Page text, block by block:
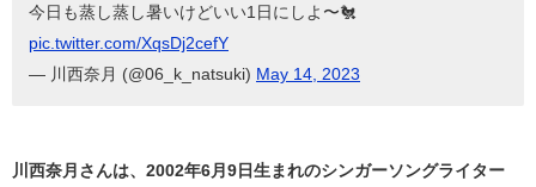
今日も蒸し蒸し暑いけどいい1日にしよ〜🐔
pic.twitter.com/XqsDj2cefY
— 川西奈月 (@06_k_natsuki) May 14, 2023
川西奈月さんは、2002年6月9日生まれのシンガーソングライター